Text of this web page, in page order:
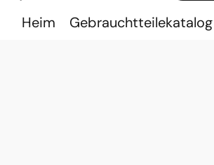
Heim Gebrauchtteilekatalog